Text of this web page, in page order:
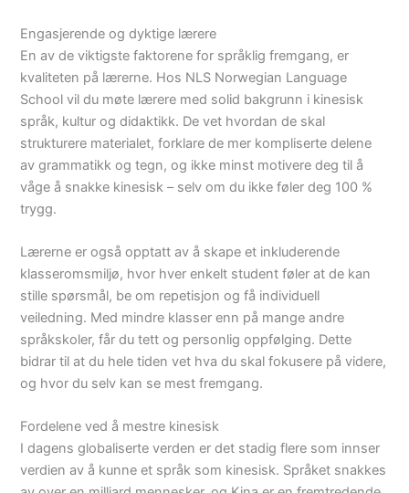
Engasjerende og dyktige lærere
En av de viktigste faktorene for språklig fremgang, er
kvaliteten på lærerne. Hos NLS Norwegian Language
School vil du møte lærere med solid bakgrunn i kinesisk
språk, kultur og didaktikk. De vet hvordan de skal
strukturere materialet, forklare de mer kompliserte delene
av grammatikk og tegn, og ikke minst motivere deg til å
våge å snakke kinesisk – selv om du ikke føler deg 100 %
trygg.
Lærerne er også opptatt av å skape et inkluderende
klasseromsmiljø, hvor hver enkelt student føler at de kan
stille spørsmål, be om repetisjon og få individuell
veiledning. Med mindre klasser enn på mange andre
språkskoler, får du tett og personlig oppfølging. Dette
bidrar til at du hele tiden vet hva du skal fokusere på videre,
og hvor du selv kan se mest fremgang.
Fordelene ved å mestre kinesisk
I dagens globaliserte verden er det stadig flere som innser
verdien av å kunne et språk som kinesisk. Språket snakkes